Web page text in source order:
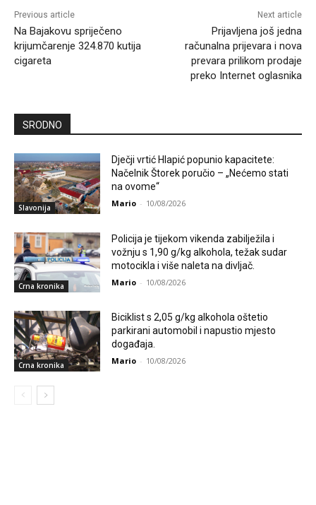
Previous article
Na Bajakovu spriječeno
krijumčarenje 324.870 kutija
cigareta
Next article
Prijavljena još jedna
računalna prijevara i nova
prevara prilikom prodaje
preko Internet oglasnika
SRODNO
Slavonija
Dječji vrtić Hlapić popunio kapacitete:
Načelnik Štorek poručio – „Nećemo stati
na ovome“
Mario - 10/08/2026
Crna kronika
Policija je tijekom vikenda zabilježila i
vožnju s 1,90 g/kg alkohola, težak sudar
motocikla i više naleta na divljač.
Mario - 10/08/2026
Crna kronika
Biciklist s 2,05 g/kg alkohola oštetio
parkirani automobil i napustio mjesto
događaja.
Mario - 10/08/2026